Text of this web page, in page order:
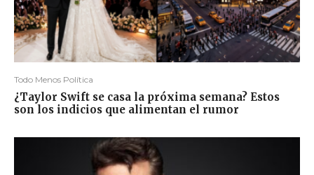
Todo Menos Política
¿Taylor Swift se casa la próxima semana? Estos
son los indicios que alimentan el rumor